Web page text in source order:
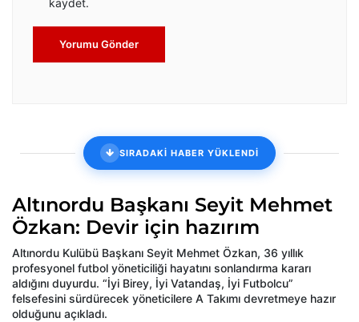
kaydet.
Yorumu Gönder
SIRADAKİ HABER YÜKLENDİ
Altınordu Başkanı Seyit Mehmet
Özkan: Devir için hazırım
Altınordu Kulübü Başkanı Seyit Mehmet Özkan, 36 yıllık
profesyonel futbol yöneticiliği hayatını sonlandırma kararı
aldığını duyurdu. “İyi Birey, İyi Vatandaş, İyi Futbolcu”
felsefesini sürdürecek yöneticilere A Takımı devretmeye hazır
olduğunu açıkladı.